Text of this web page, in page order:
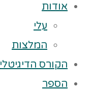
אודות
עלי
המלצות
הקורס הדיגיטלי
הספר